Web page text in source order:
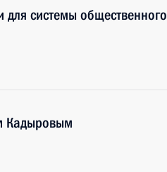
системы общественного
Кадыровым